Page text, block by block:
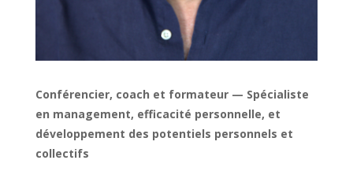
Conférencier, coach et formateur — Spécialiste
en management, efficacité personnelle, et
développement des potentiels personnels et
collectifs